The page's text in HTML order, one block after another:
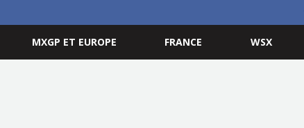
MXGP ET EUROPE FRANCE WSX